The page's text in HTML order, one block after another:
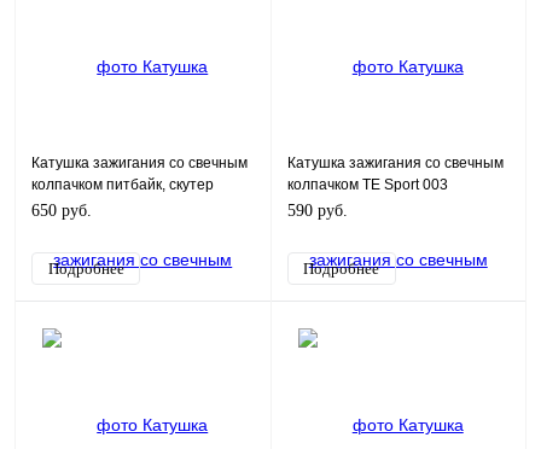
Катушка зажигания со свечным
колпачком питбайк, скутер
универсальная
650 руб.
Подробнее
Катушка зажигания со свечным
колпачком TE Sport 003
590 руб.
Подробнее